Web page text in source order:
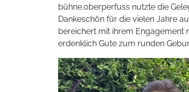
bühne.oberperfuss nutzte die
Dankeschön für die vielen Jahre
bereichert mit ihrem Engagement
erdenklich Gute zum runden